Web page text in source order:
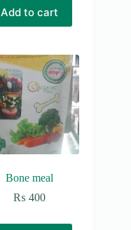
was:
₨ 600.
is:
₨ 500.
Add to cart
Bone meal
₨ 400